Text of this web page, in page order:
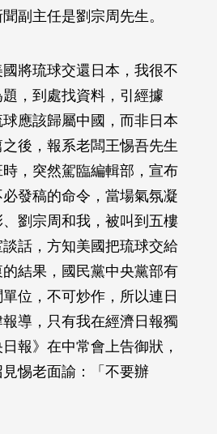
副主任是劉宗周先生。
將琉球交還日本，我很不
，到處找資料，引經據
應該歸屬中國，而非日本
後，報系老闆王惕吾先生
，突然駕臨編輯部，宣布
必發稿的命令，當場氣氛凝
劉宗周和我，被叫到五樓
話，方知美國把琉球交給
結果，國民黨中央黨部有
位，不可炒作，所以連日
導，只有我在經濟日報獨
報》在中常會上告御狀，
惕老面諭：「不要辦